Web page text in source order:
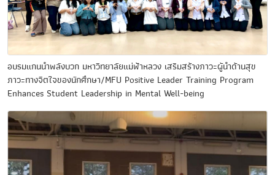
อบรมแกนนำพลังบวก มหาวิทยาลัยแม่ฟ้าหลวง เสริมสร้างภาวะผู้นำด้านสุข
ภาวะทางจิตใจของนักศึกษา/MFU Positive Leader Training Program
Enhances Student Leadership in Mental Well-being